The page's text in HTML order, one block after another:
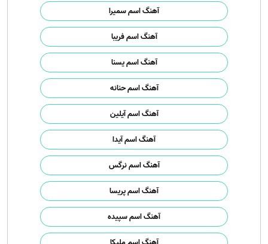
آهنگ اسم سمیرا
آهنگ اسم فریبا
آهنگ اسم یسنا
آهنگ اسم حنانه
آهنگ اسم آیلین
آهنگ اسم آیدا
آهنگ اسم نرگس
آهنگ اسم پریسا
آهنگ اسم سپیده